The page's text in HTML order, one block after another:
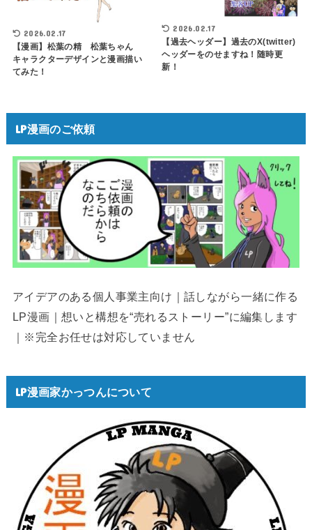
2026.02.17
【漫画】松葉の精 松葉ちゃん
キャラクターデザインと漫画描い
てみた！
2026.02.17
【過去ヘッダー】過去のX(twitter)
ヘッダーをのせますね！随時更
新！
LP漫画のご依頼
アイデアのある個人事業主向け｜話しながら一緒に作る
LP漫画｜想いと構想を“売れるストーリー”に編集します
｜※完全お任せは対応していません
LP漫画家かっつんについて